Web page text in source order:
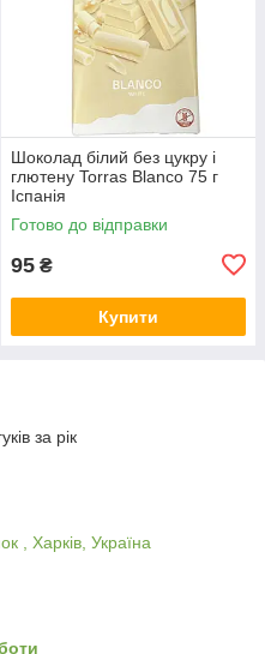
Шоколад білий без цукру і
глютену Torras Blanco 75 г
Іспанія
Готово до відправки
95 ₴
Купити
за рік
, Харків, Україна